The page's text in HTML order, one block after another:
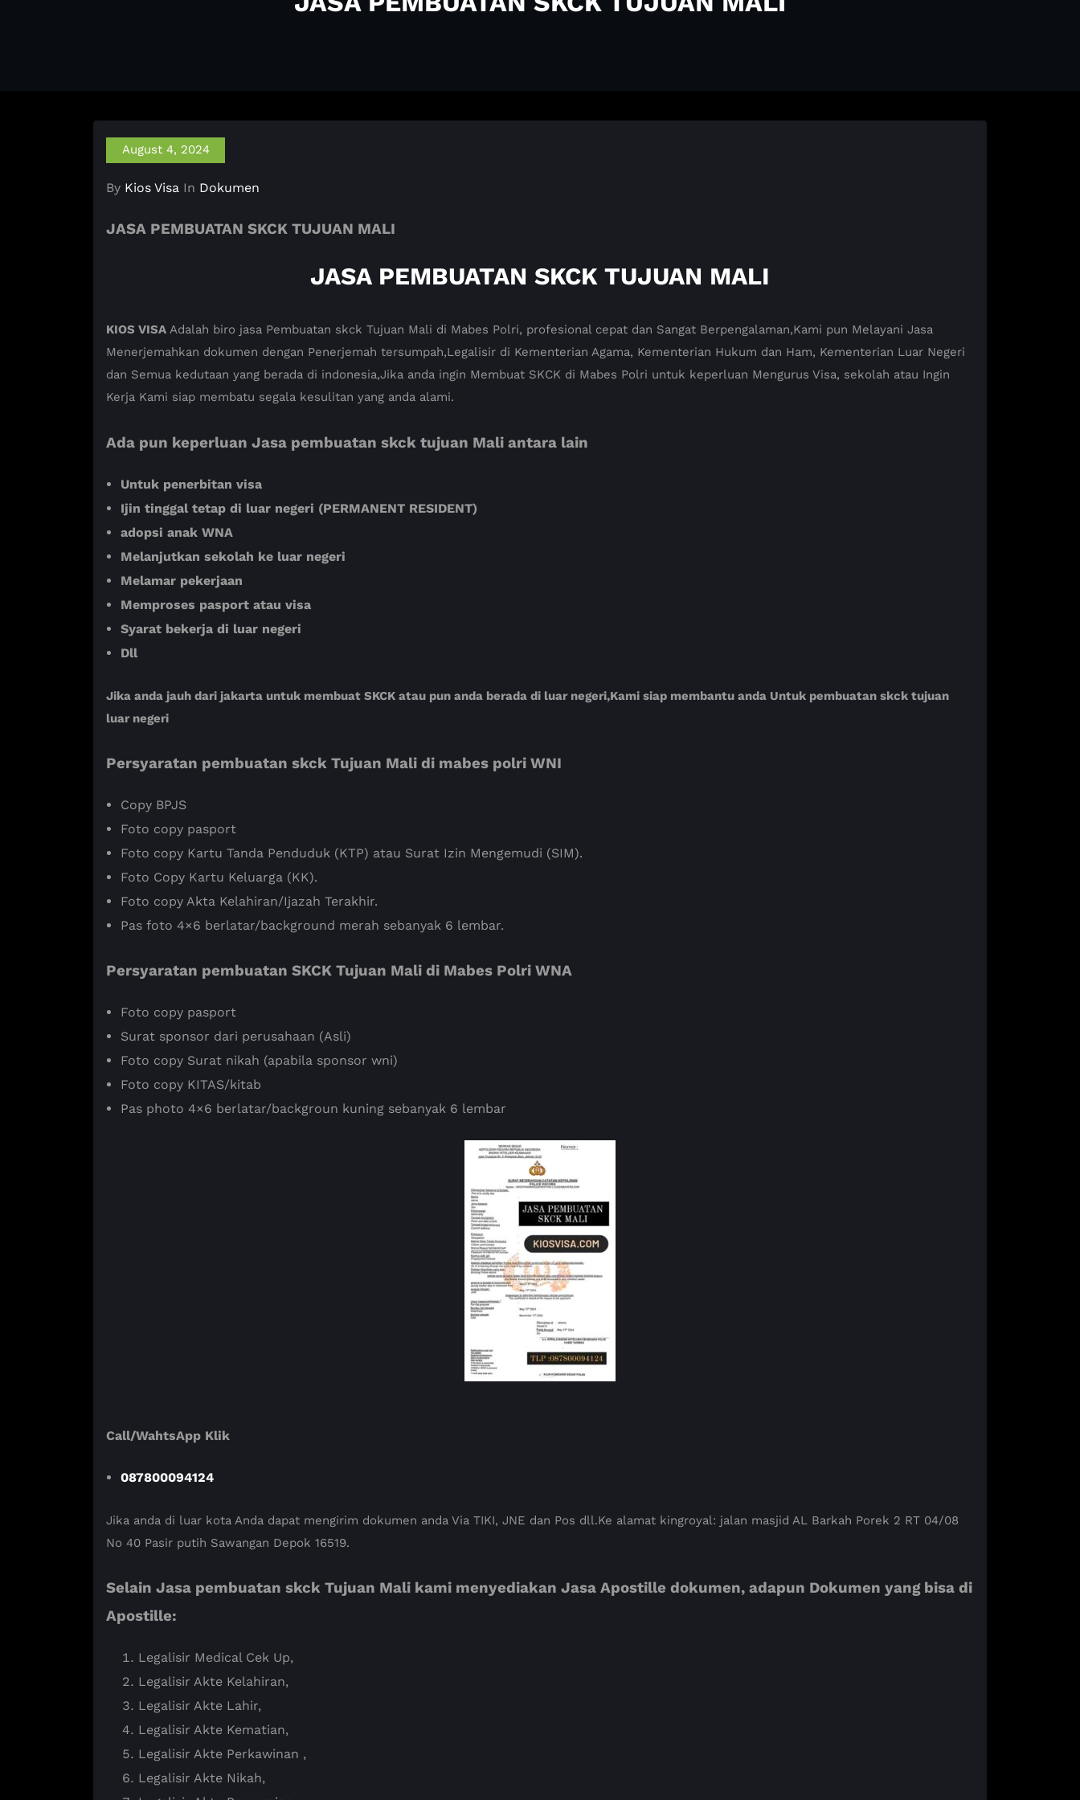
August 4, 2024
By Kios Visa In Dokumen
JASA PEMBUATAN SKCK TUJUAN MALI
JASA PEMBUATAN SKCK TUJUAN MALI
KIOS VISA Adalah biro jasa Pembuatan skck Tujuan Mali di Mabes Polri, profesional cepat dan Sangat Berpengalaman,Kami pun Melayani Jasa
Menerjemahkan dokumen dengan Penerjemah tersumpah,Legalisir di Kementerian Agama, Kementerian Hukum dan Ham, Kementerian Luar Negeri
dan Semua kedutaan yang berada di indonesia,Jika anda ingin Membuat SKCK di Mabes Polri untuk keperluan Mengurus Visa, sekolah atau Ingin
Kerja Kami siap membatu segala kesulitan yang anda alami.
Ada pun keperluan Jasa pembuatan skck tujuan Mali antara lain
Untuk penerbitan visa
Ijin tinggal tetap di luar negeri (PERMANENT RESIDENT)
adopsi anak WNA
Melanjutkan sekolah ke luar negeri
Melamar pekerjaan
Memproses pasport atau visa
Syarat bekerja di luar negeri
Dll
Jika anda jauh dari jakarta untuk membuat SKCK atau pun anda berada di luar negeri,Kami siap membantu anda Untuk pembuatan skck tujuan
luar negeri
Persyaratan pembuatan skck Tujuan Mali di mabes polri WNI
Copy BPJS
Foto copy pasport
Foto copy Kartu Tanda Penduduk (KTP) atau Surat Izin Mengemudi (SIM).
Foto Copy Kartu Keluarga (KK).
Foto copy Akta Kelahiran/Ijazah Terakhir.
Pas foto 4×6 berlatar/background merah sebanyak 6 lembar.
Persyaratan pembuatan SKCK Tujuan Mali di Mabes Polri WNA
Foto copy pasport
Surat sponsor dari perusahaan (Asli)
Foto copy Surat nikah (apabila sponsor wni)
Foto copy KITAS/kitab
Pas photo 4×6 berlatar/backgroun kuning sebanyak 6 lembar
Call/WahtsApp Klik
087800094124
Jika anda di luar kota Anda dapat mengirim dokumen anda Via TIKI, JNE dan Pos dll.Ke alamat kingroyal: jalan masjid AL Barkah Porek 2 RT 04/08
No 40 Pasir putih Sawangan Depok 16519.
Selain Jasa pembuatan skck Tujuan Mali kami menyediakan Jasa Apostille dokumen, adapun Dokumen yang bisa di
Apostille:
Legalisir Medical Cek Up,
Legalisir Akte Kelahiran,
Legalisir Akte Lahir,
Legalisir Akte Kematian,
Legalisir Akte Perkawinan ,
Legalisir Akte Nikah,